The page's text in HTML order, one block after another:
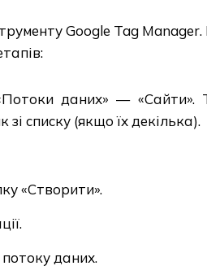
Google Tag Manager.
даних» — «Сайти».
списку (якщо їх декілька).
«Створити».
даних.